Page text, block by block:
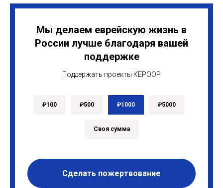
Мы делаем еврейскую жизнь в
России лучше благодаря вашей
поддержке
Поддержать проекты КЕРООР
₽100 ₽500 ₽1000 ₽5000
Своя сумма
Сделать пожертвование